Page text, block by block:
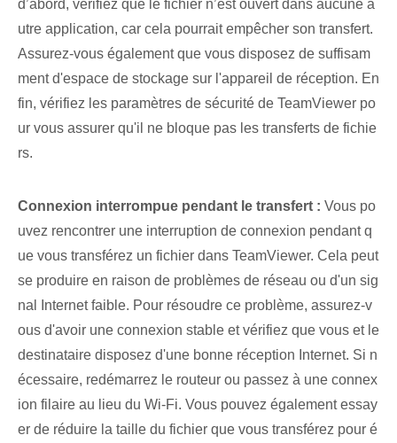
d’abord, vérifiez que le fichier n’est ouvert dans aucune a
utre application, car cela pourrait empêcher son transfert.
Assurez-vous également que vous disposez de suffisam
ment d'espace de stockage sur l'appareil de réception. En
fin, vérifiez les paramètres de sécurité de TeamViewer po
ur vous assurer qu'il ne bloque pas les transferts de fichie
rs.
Connexion interrompue pendant le transfert : ⁤Vous po
uvez rencontrer une ⁢interruption de connexion⁢ pendant q
ue vous transférez un fichier dans ‌TeamViewer⁣. Cela peut
se produire en raison de ⁤problèmes de réseau ou d'un ‌sig
nal Internet faible. Pour résoudre ce problème, assurez-v
ous d'avoir une connexion stable et vérifiez que vous et le
destinataire disposez d'une bonne réception Internet. Si n
écessaire, redémarrez le routeur ou passez à une connex
ion filaire au lieu du Wi-Fi. ⁣Vous pouvez également essay
er de réduire la taille du fichier que vous transférez pour é